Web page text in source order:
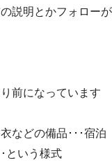
説明とかフォローが
前になっています
などの備品･･･宿泊
という様式